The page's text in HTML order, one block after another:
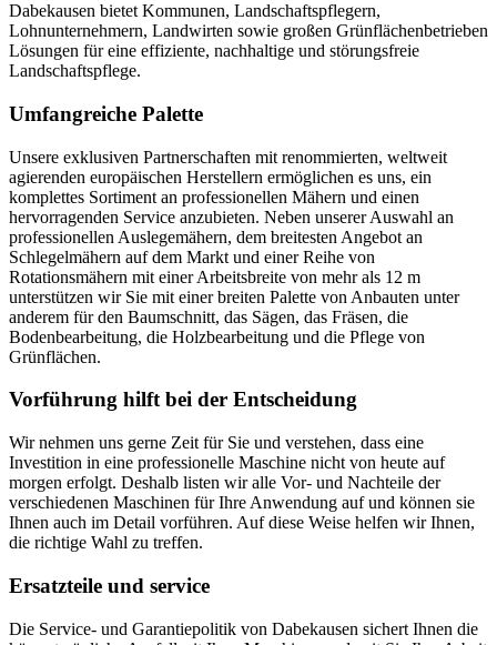
Dabekausen bietet Kommunen, Landschaftspflegern,
Lohnunternehmern, Landwirten sowie großen Grünflächenbetrieben
Lösungen für eine effiziente, nachhaltige und störungsfreie
Landschaftspflege.
Umfangreiche Palette
Unsere exklusiven Partnerschaften mit renommierten, weltweit
agierenden europäischen Herstellern ermöglichen es uns, ein
komplettes Sortiment an professionellen Mähern und einen
hervorragenden Service anzubieten. Neben unserer Auswahl an
professionellen Auslegemähern, dem breitesten Angebot an
Schlegelmähern auf dem Markt und einer Reihe von
Rotationsmähern mit einer Arbeitsbreite von mehr als 12 m
unterstützen wir Sie mit einer breiten Palette von Anbauten unter
anderem für den Baumschnitt, das Sägen, das Fräsen, die
Bodenbearbeitung, die Holzbearbeitung und die Pflege von
Grünflächen.
Vorführung hilft bei der Entscheidung
Wir nehmen uns gerne Zeit für Sie und verstehen, dass eine
Investition in eine professionelle Maschine nicht von heute auf
morgen erfolgt. Deshalb listen wir alle Vor- und Nachteile der
verschiedenen Maschinen für Ihre Anwendung auf und können sie
Ihnen auch im Detail vorführen. Auf diese Weise helfen wir Ihnen,
die richtige Wahl zu treffen.
Ersatzteile und service
Die Service- und Garantiepolitik von Dabekausen sichert Ihnen die